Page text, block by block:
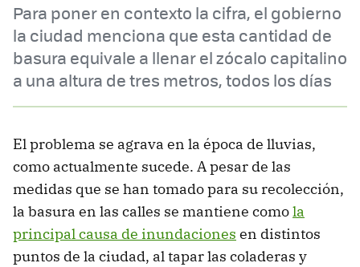
Para poner en contexto la cifra, el gobierno
la ciudad menciona que esta cantidad de
basura equivale a llenar el zócalo capitalino
a una altura de tres metros, todos los días
El problema se agrava en la época de lluvias,
como actualmente sucede. A pesar de las
medidas que se han tomado para su recolección,
la basura en las calles se mantiene comola
principal causa de inundaciones en distintos
puntos de la ciudad, al tapar las coladeras y